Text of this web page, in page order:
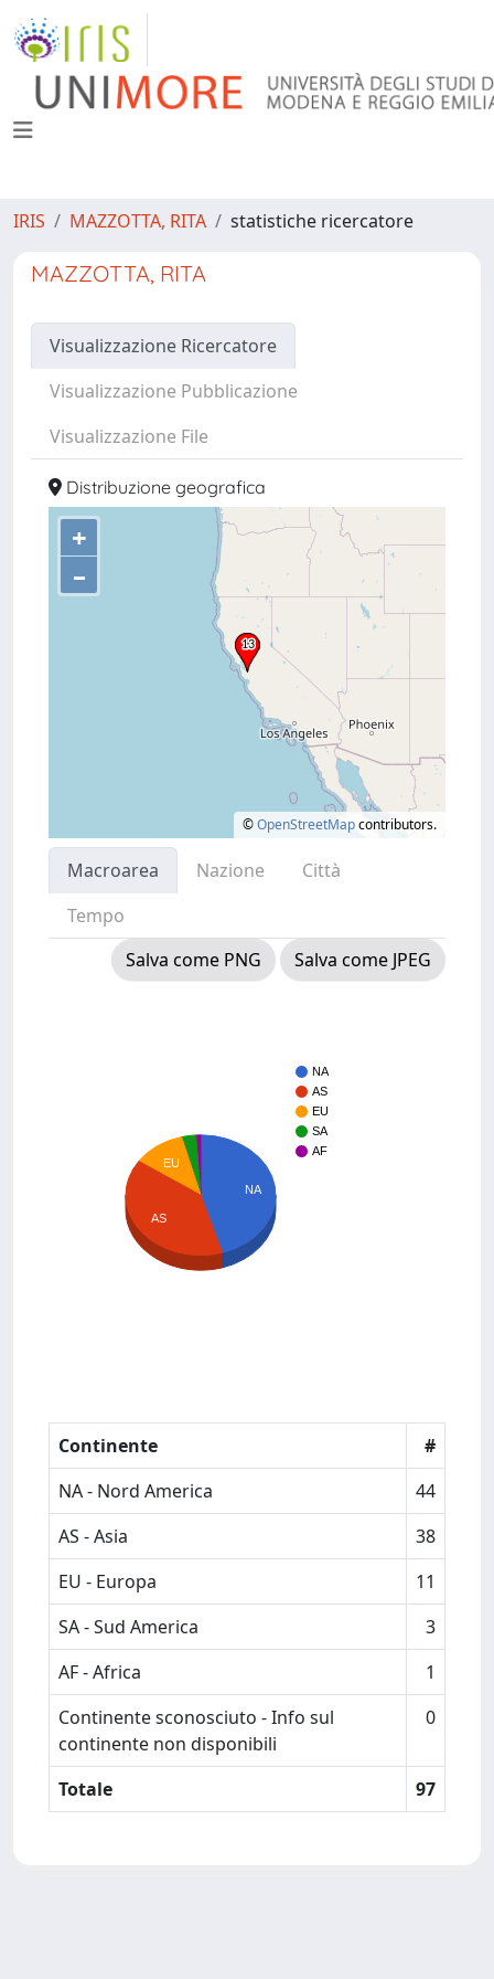
IRIS MAZZOTTA, RITA statistiche ricercatore
MAZZOTTA, RITA
Visualizzazione Ricercatore
Visualizzazione Pubblicazione
Visualizzazione File
Distribuzione geografica
+
–
©OpenStreetMapcontributors.
Macroarea Nazione
Città
Tempo
Salva come PNG
Salva come JPEG
NA
AS
EU
SA
AF
NA
EU
AS
Continente
#
NA - Nord America
44
AS - Asia
38
EU - Europa
11
SA - Sud America
3
AF - Africa
1
Continente sconosciuto - Info sul
continente non disponibili
0
Totale 97